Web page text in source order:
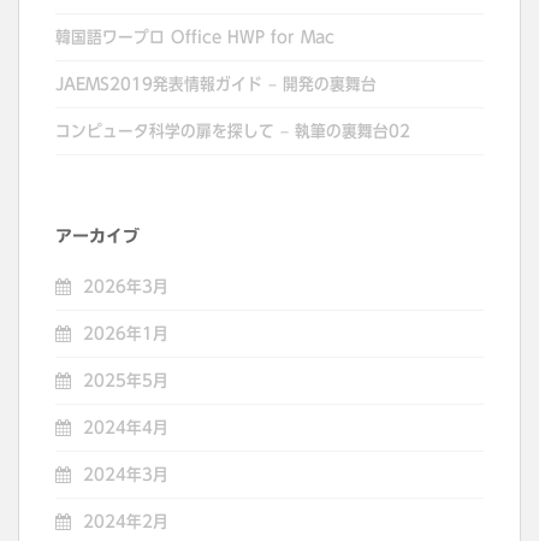
韓国語ワープロ Office HWP for Mac
JAEMS2019発表情報ガイド – 開発の裏舞台
コンピュータ科学の扉を探して – 執筆の裏舞台02
アーカイブ
2026年3月
2026年1月
2025年5月
2024年4月
2024年3月
2024年2月